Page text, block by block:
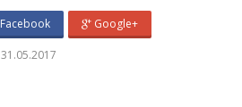
Facebook Google+
31.05.2017